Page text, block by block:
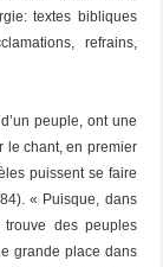
textes bibliques
refrains,
peuple, ont une
le chant, en premier
puissent se faire
« Puisque, dans
des peuples
grande place dans